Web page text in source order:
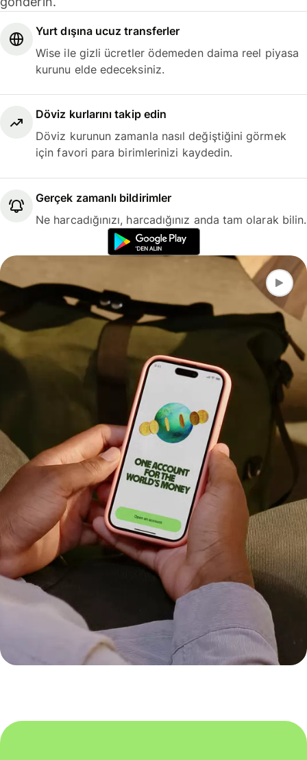
Yurt dışına ucuz transferler
Wise ile gizli ücretler ödemeden daima reel piyasa
kurunu elde edeceksiniz.
Döviz kurlarını takip edin
Döviz kurunun zamanla nasıl değiştiğini görmek
için favori para birimlerinizi kaydedin.
Gerçek zamanlı bildirimler
Ne harcadığınızı, harcadığınız anda tam olarak bilin.